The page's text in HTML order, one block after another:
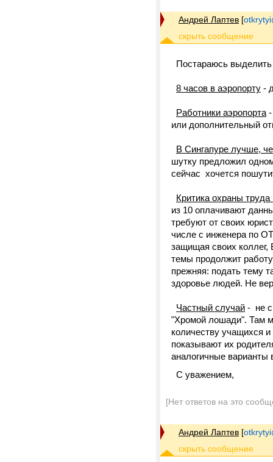
Андрей Лаптев [
Постараюсь выделить
8 часов в аэропорту -
Работники аэропорта
или дополнительный
В Сингапуре лучше,
шутку предложил
сейчас хочется
Критика охраны
из 10 оплачивают
требуют от своих
числе с инженера по
защищая своих
темы продолжит
прежняя: подать тему
здоровье людей. Не
Частный случай - не
"Хромой лошади". Там
количеству учащихся
показывают их
аналогичные варианты
С уважением,
[Нет ответов на это
Андрей Лаптев [